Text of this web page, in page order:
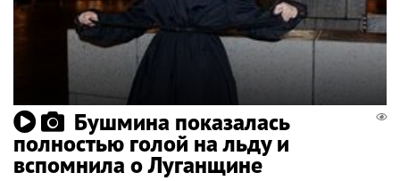
Бушмина показалась
полностью голой на льду и
вспомнила о Луганщине